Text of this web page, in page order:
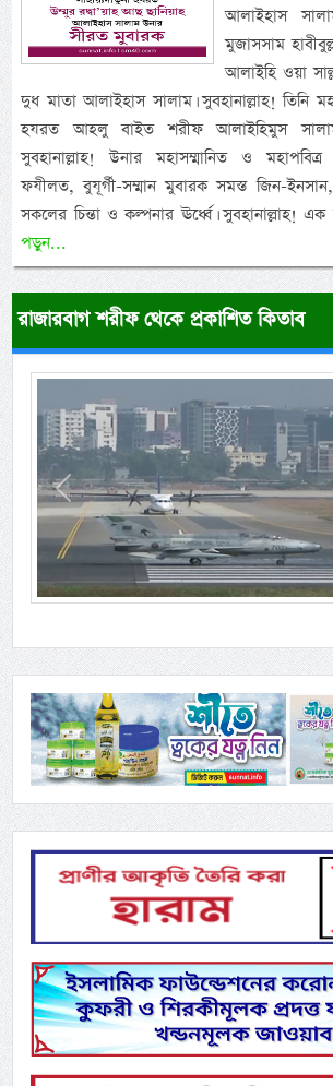
আলাইহাস
মুজাসসাম
আলাইহি ওয়া
দুধ মাতা আলাইহাস সালাম। সুবহানাল্লাহ! তিনি
হযরত আহলু বাইত শরীফ আলাইহিমুস সালাম
সুবহানাল্লাহ! উনার মহাসম্মানিত ও
ফযীলত, বুযূর্গী-সম্মান মুবারক সমস্ত জিন-ইনসান,
সকলের চিন্তা ও কল্পনার ঊর্ধ্বে। সুবহানাল্লাহ!
পড়ুন...
রাজারবাগ শরীফ থেকে প্রকাশিত কিতাব
Previous